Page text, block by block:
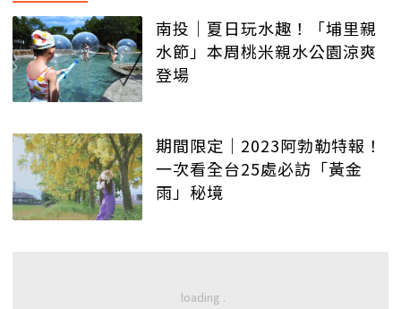
南投│夏日玩水趣！「埔里親
水節」本周桃米親水公園涼爽
登場
期間限定│2023阿勃勒特報！
一次看全台25處必訪「黃金
雨」秘境